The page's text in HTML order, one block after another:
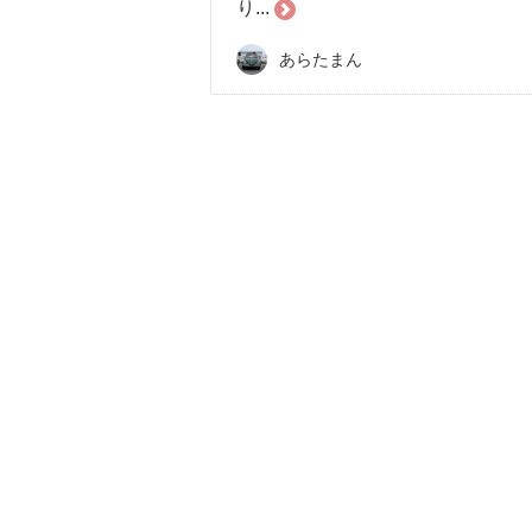
り...
あらたまん